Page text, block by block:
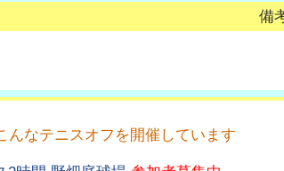
備
んなテニスオフを開催しています